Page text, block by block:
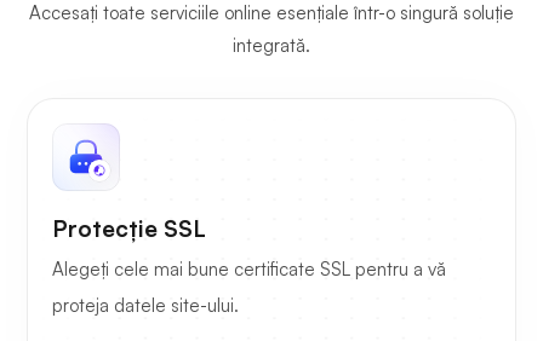
Accesați toate serviciile online esențiale într-o singură soluție
integrată.
Protecție SSL
Alegeți cele mai bune certificate SSL pentru a vă
proteja datele site-ului.